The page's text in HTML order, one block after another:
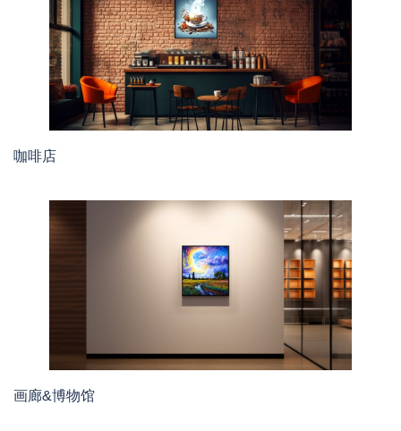
咖啡店
画廊&博物馆